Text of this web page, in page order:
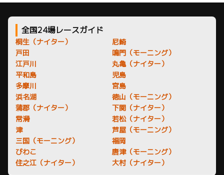
全国24場レースガイド
桐生（ナイター）
戸田
江戸川
平和島
多摩川
浜名湖
蒲郡（ナイター）
常滑
津
三国（モーニング）
びわこ
住之江（ナイター）
尼崎
鳴門（モーニング）
丸亀（ナイター）
児島
宮島
徳山（モーニング）
下関（ナイター）
若松（ナイター）
芦屋（モーニング）
福岡
唐津（モーニング）
大村（ナイター）